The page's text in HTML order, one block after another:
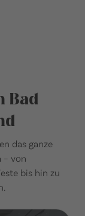
Bad
das ganze
– von
bis hin zu